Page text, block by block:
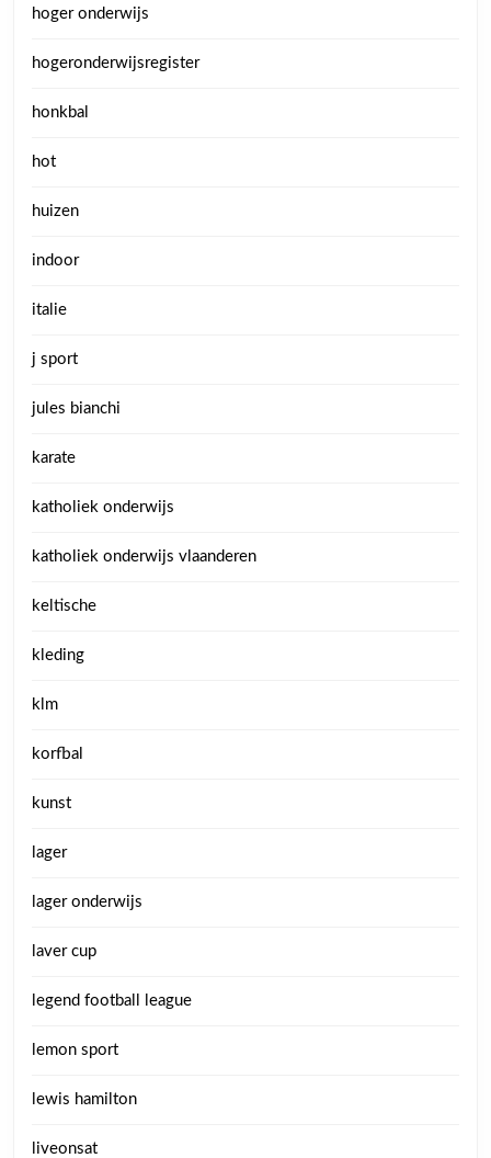
hoger onderwijs
hogeronderwijsregister
honkbal
hot
huizen
indoor
italie
j sport
jules bianchi
karate
katholiek onderwijs
katholiek onderwijs vlaanderen
keltische
kleding
klm
korfbal
kunst
lager
lager onderwijs
laver cup
legend football league
lemon sport
lewis hamilton
liveonsat